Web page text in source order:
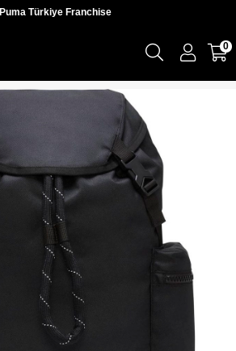
Puma Türkiye Franchise
0